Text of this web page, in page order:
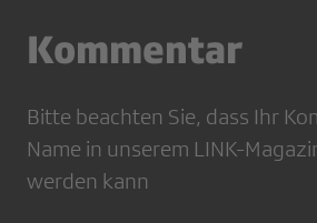
Kommentar
Bitte beachten Sie, dass Ihr
Name in unserem LINK-
werden kann